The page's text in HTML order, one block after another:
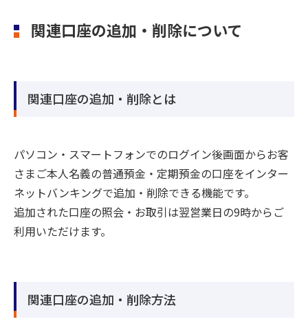
関連口座の追加・削除について
関連口座の追加・削除とは
パソコン・スマートフォンでのログイン後画面からお客
さまご本人名義の普通預金・定期預金の口座をインター
ネットバンキングで追加・削除できる機能です。
追加された口座の照会・お取引は翌営業日の9時からご
利用いただけます。
関連口座の追加・削除方法